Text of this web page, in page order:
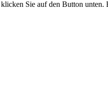
Sie auf den Button unten.